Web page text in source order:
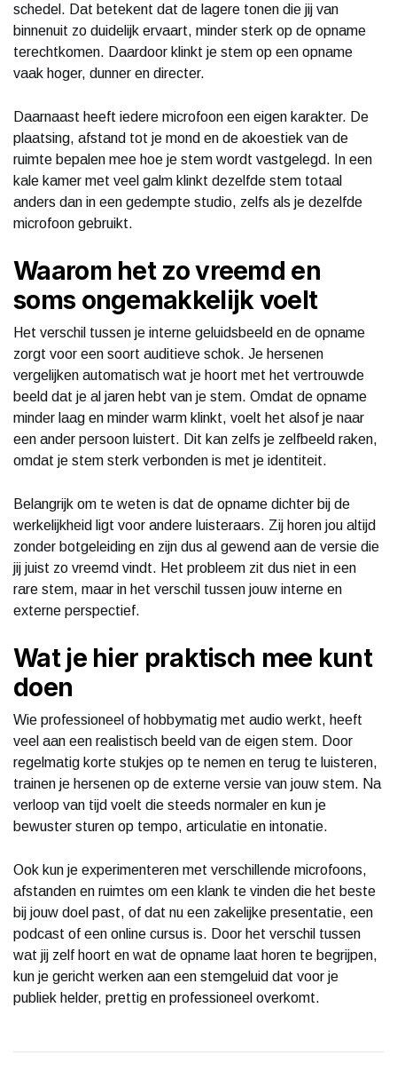
schedel. Dat betekent dat de lagere tonen die jij van
binnenuit zo duidelijk ervaart, minder sterk op de opname
terechtkomen. Daardoor klinkt je stem op een opname
vaak hoger, dunner en directer.
Daarnaast heeft iedere microfoon een eigen karakter. De
plaatsing, afstand tot je mond en de akoestiek van de
ruimte bepalen mee hoe je stem wordt vastgelegd. In een
kale kamer met veel galm klinkt dezelfde stem totaal
anders dan in een gedempte studio, zelfs als je dezelfde
microfoon gebruikt.
Waarom het zo vreemd en
soms ongemakkelijk voelt
Het verschil tussen je interne geluidsbeeld en de opname
zorgt voor een soort auditieve schok. Je hersenen
vergelijken automatisch wat je hoort met het vertrouwde
beeld dat je al jaren hebt van je stem. Omdat de opname
minder laag en minder warm klinkt, voelt het alsof je naar
een ander persoon luistert. Dit kan zelfs je zelfbeeld raken,
omdat je stem sterk verbonden is met je identiteit.
Belangrijk om te weten is dat de opname dichter bij de
werkelijkheid ligt voor andere luisteraars. Zij horen jou altijd
zonder botgeleiding en zijn dus al gewend aan de versie die
jij juist zo vreemd vindt. Het probleem zit dus niet in een
rare stem, maar in het verschil tussen jouw interne en
externe perspectief.
Wat je hier praktisch mee kunt
doen
Wie professioneel of hobbymatig met audio werkt, heeft
veel aan een realistisch beeld van de eigen stem. Door
regelmatig korte stukjes op te nemen en terug te luisteren,
trainen je hersenen op de externe versie van jouw stem. Na
verloop van tijd voelt die steeds normaler en kun je
bewuster sturen op tempo, articulatie en intonatie.
Ook kun je experimenteren met verschillende microfoons,
afstanden en ruimtes om een klank te vinden die het beste
bij jouw doel past, of dat nu een zakelijke presentatie, een
podcast of een online cursus is. Door het verschil tussen
wat jij zelf hoort en wat de opname laat horen te begrijpen,
kun je gericht werken aan een stemgeluid dat voor je
publiek helder, prettig en professioneel overkomt.